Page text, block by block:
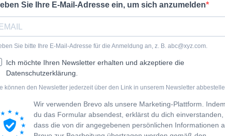
Sie Ihre E-Mail-Adresse ein, um sich anzumelden
Sie bitte Ihre E-Mail-Adresse für die Anmeldung an, z. B. abc@xyz.com.
Ich möchte Ihren Newsletter erhalten und akzeptiere die
Datenschutzerklärung.
können den Newsletter jederzeit über den Link in unserem Newsletter
Wir verwenden Brevo als unsere Marketing-Plattform. Indem
du das Formular absendest, erklärst du dich einverstanden,
dass die von dir angegebenen persönlichen Informationen